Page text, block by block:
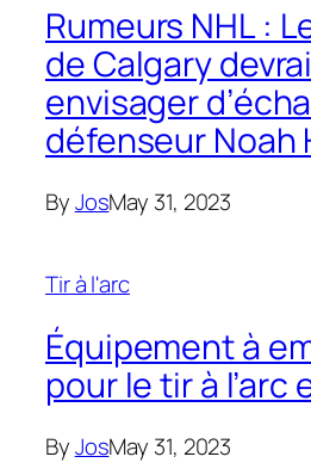
Rumeurs NHL :
de Calgary
envisager
défenseur Noah
ByJosMay 31, 2023
Tir à l'arc
Équipement à
pour le tir à l’arc
ByJosMay 31, 2023